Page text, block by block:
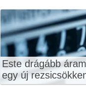
Este drágább
egy új